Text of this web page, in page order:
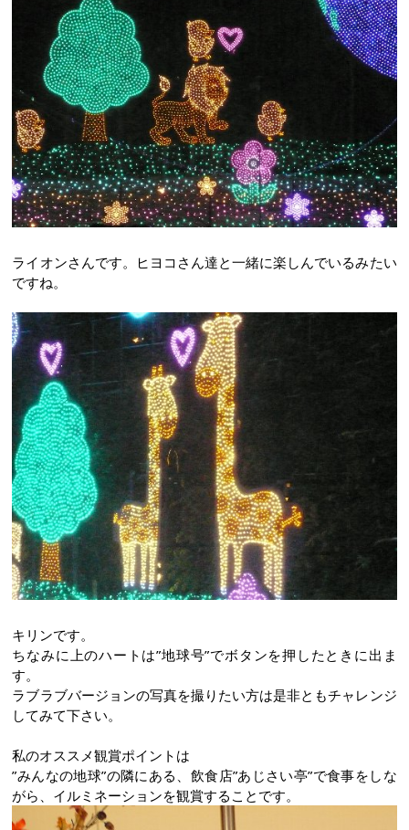
ライオンさんです。ヒヨコさん達と一緒に楽しんでいるみたい
ですね。
キリンです。
ちなみに上のハートは”地球号”でボタンを押したときに出ま
す。
ラブラブバージョンの写真を撮りたい方は是非ともチャレンジ
してみて下さい。
私のオススメ観賞ポイントは
”みんなの地球”の隣にある、飲食店”あじさい亭”で食事をしな
がら、イルミネーションを観賞することです。